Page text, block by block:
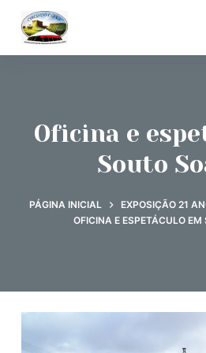
P
ú
Oficina e
Souto
PÁGINA INICIAL EXPOSIÇÃO 21
OFICINA E ESPETÁCULO EM